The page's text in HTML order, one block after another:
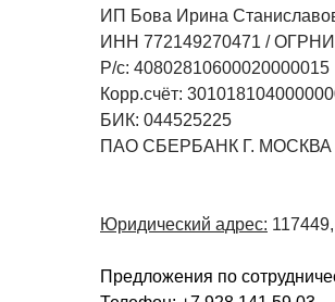
ИП Бова Ирина
ИНН 772149270471 /
Р/с: 40802810600020000015
Корр.счёт:
БИК: 044525225
ПАО СБЕРБАНК Г. МОСКВА
Юридический адрес:
Предложения по